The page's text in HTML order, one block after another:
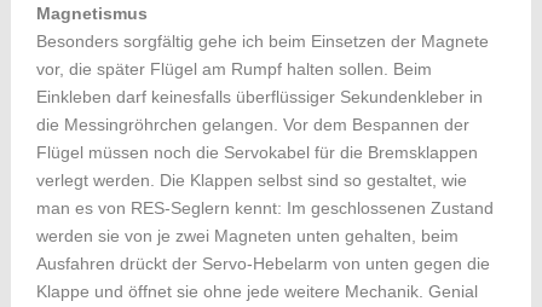
Magnetismus
Besonders sorgfältig gehe ich beim Einsetzen der Magnete
vor, die später Flügel am Rumpf halten sollen. Beim
Einkleben darf keinesfalls überflüssiger Sekundenkleber in
die Messingröhrchen gelangen. Vor dem Bespannen der
Flügel müssen noch die Servokabel für die Bremsklappen
verlegt werden. Die Klappen selbst sind so gestaltet, wie
man es von RES-Seglern kennt: Im geschlossenen Zustand
werden sie von je zwei Magneten unten gehalten, beim
Ausfahren drückt der Servo-Hebelarm von unten gegen die
Klappe und öffnet sie ohne jede weitere Mechanik. Genial